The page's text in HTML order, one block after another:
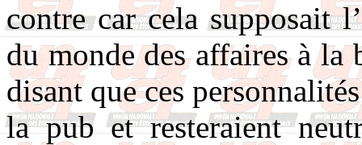
contre car cela supposait
du monde des affaires à la
disant que ces
la pub et resteraient